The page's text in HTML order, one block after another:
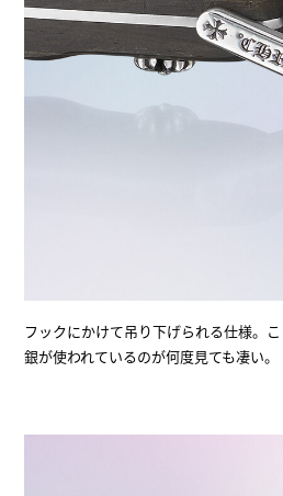
フックにかけて吊り下げられる仕様。
銀が使われているのが何度見ても凄い。